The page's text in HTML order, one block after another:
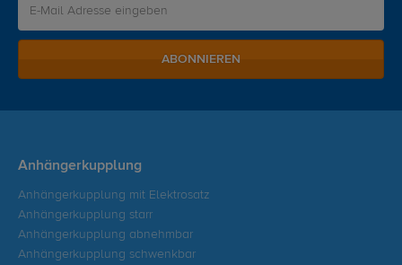
ABONNIEREN
Anhängerkupplung
Anhängerkupplung mit Elektrosatz
Anhängerkupplung starr
Anhängerkupplung abnehmbar
Anhängerkupplung schwenkbar